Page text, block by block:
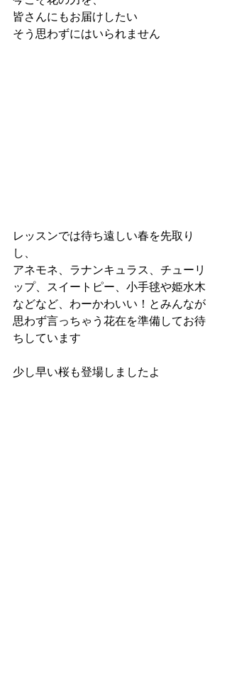
皆さんにもお届けしたい
そう思わずにはいられません
レッスンでは待ち遠しい春を先取り
し、
アネモネ、ラナンキュラス、チューリ
ップ、スイートピー、小手毬や姫水木
などなど、わーかわいい！とみんなが
思わず言っちゃう花在を準備してお待
ちしています
少し早い桜も登場しましたよ